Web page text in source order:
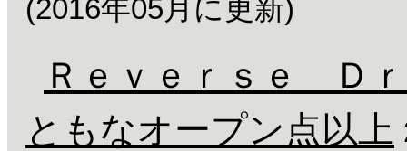
(2016年05月に更新)
Ｒｅｖｅｒｓｅ Ｄ
ともなオープン点以上